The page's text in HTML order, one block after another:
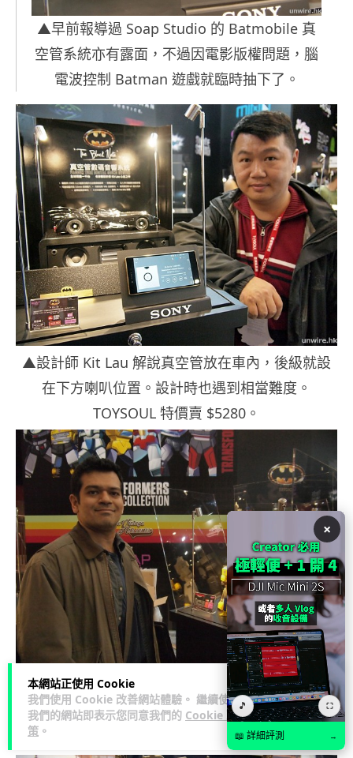
本網站正使用 Cookie
我們使用 Cookie 改善網站體驗。 繼續使用
我們的網站即表示您同意我們的 Cookie 政
策 。
▲早前報導過 Soap Studio 的 Batmobile 真
空管系統亦有露面，不過因電影版權問題，腦
電波控制 Batman 遊戲就臨時抽下了。
▲設計師 Kit Lau 解說真空管放在車內，後級就設
在下方喇叭位置。設計時也遇到相當難度。
TOYSOUL 特價賣 $5280。
▲另一邊 Transformers 人偶系列的設計師 Daniel
Khanna 也專誠來港。他想重現懷舊 style 的設計，
不過與原卡通版不同，會作多方面修改。
×
🎵 ⛶
📖 詳細評測 →